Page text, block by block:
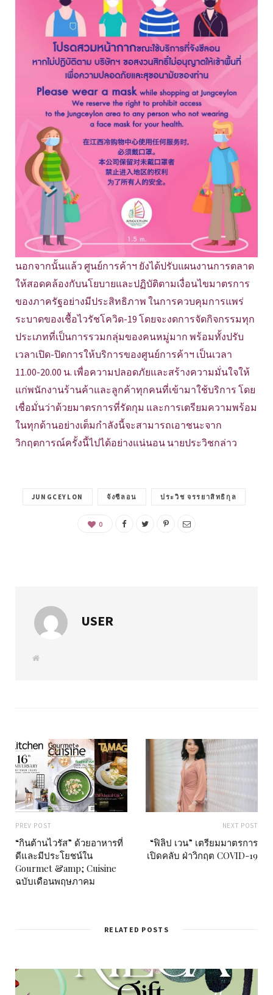
นอกจากนั้นแล้ว ศูนย์การค้าฯ ยังได้ปรับแผนงานการตลาด
ให้สอดคล้องกับนโยบายและปฏิบัติตามเงื่อนไขมาตรการ
ของภาครัฐอย่างมีประสิทธิภาพ ในการควบคุมการแพร่
ระบาดของเชื้อไวรัชโควิด-19 โดยจะงดการจัดกิจกรรมทุก
ประเภทที่เป็นการรวมกลุ่มของคนหมู่มาก พร้อมทั้งปรับ
เวลาเปิด-ปิดการให้บริการของศูนย์การค้าฯ เป็นเวลา
11.00-20.00 น. เพื่อความปลอดภัยและสร้างความมั่นใจให้
แก่พนักงานร้านค้าและลูกค้าทุกคนที่เข้ามาใช้บริการ โดย
เชื่อมั่นว่าด้วยมาตรการที่รัดกุม และการเตรียมความพร้อม
ในทุกด้านอย่างเต็มกำลังนี้จะสามารถเอาชนะจาก
วิกฤตการณ์ครั้งนี้ไปได้อย่างแน่นอน นายประวิชกล่าว
JUNGCEYLON จังซีลอน ประวิช จรรยาสิทธิกุล
0
USER
W
PREV POST
“กินต้านไวรัส” ด้วยอาหารที่
ดีและมีประโยชน์ใน
Gourmet &amp; Cuisine
ฉบับเดือนพฤษภาคม
NEXT POST
“ฟิลิป เวน” เตรียมมาตรการ
เปิดคลับ ฝ่าวิกฤต COVID-19
RELATED POSTS